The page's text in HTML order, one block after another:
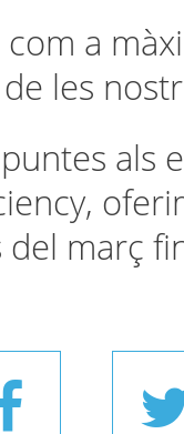
com a
les
als
març